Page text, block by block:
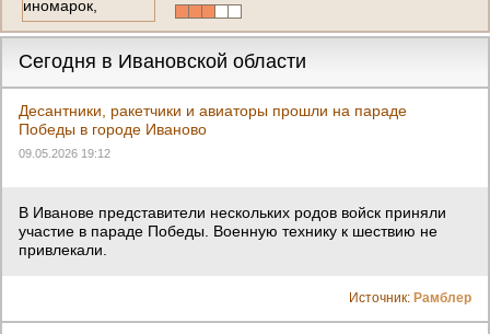
Сегодня в Ивановской области
Десантники, ракетчики и авиаторы прошли на параде
Победы в городе Иваново
09.05.2026 19:12
В Иванове представители нескольких родов войск приняли
участие в параде Победы. Военную технику к шествию не
привлекали.
Источник: Рамблер